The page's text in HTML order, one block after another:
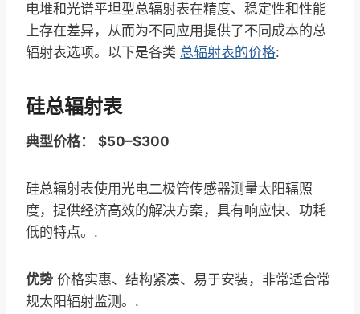
电堆和光谱平坦型总辐射表在精度、稳定性和性能
上存在差异，从而为不同应用提供了不同成本的总
辐射表选项。以下是各类 总辐射表的价格:
硅总辐射表
典型价格： $50–$300
硅总辐射表使用光电二极管传感器测量太阳辐照
度，提供经济高效的解决方案，具有响应快、功耗
低的特点。.
优势 价格实惠、结构紧凑、易于安装，非常适合常
规太阳辐射监测。.